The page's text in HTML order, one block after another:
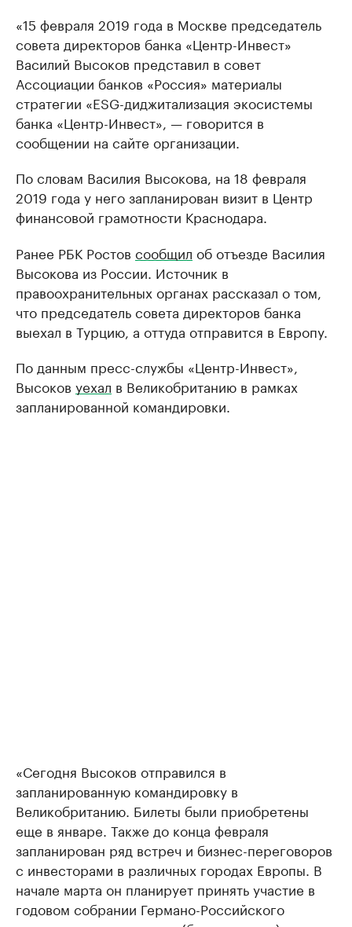
«15 февраля 2019 года в Москве председатель
совета директоров банка «Центр-Инвест»
Василий Высоков представил в совет
Ассоциации банков «Россия» материалы
стратегии «ESG-диджитализация экосистемы
банка «Центр-Инвест», — говорится в
сообщении на сайте организации.
По словам Василия Высокова, на 18 февраля
2019 года у него запланирован визит в Центр
финансовой грамотности Краснодара.
Ранее РБК Ростов сообщил об отъезде Василия
Высокова из России. Источник в
правоохранительных органах рассказал о том,
что председатель совета директоров банка
выехал в Турцию, а оттуда отправится в Европу.
По данным пресс-службы «Центр-Инвест»,
Высоков уехал в Великобританию в рамках
запланированной командировки.
«Сегодня Высоков отправился в
запланированную командировку в
Великобританию. Билеты были приобретены
еще в январе. Также до конца февраля
запланирован ряд встреч и бизнес-переговоров
с инвесторами в различных городах Европы. В
начале марта он планирует принять участие в
годовом собрании Германо-Российского